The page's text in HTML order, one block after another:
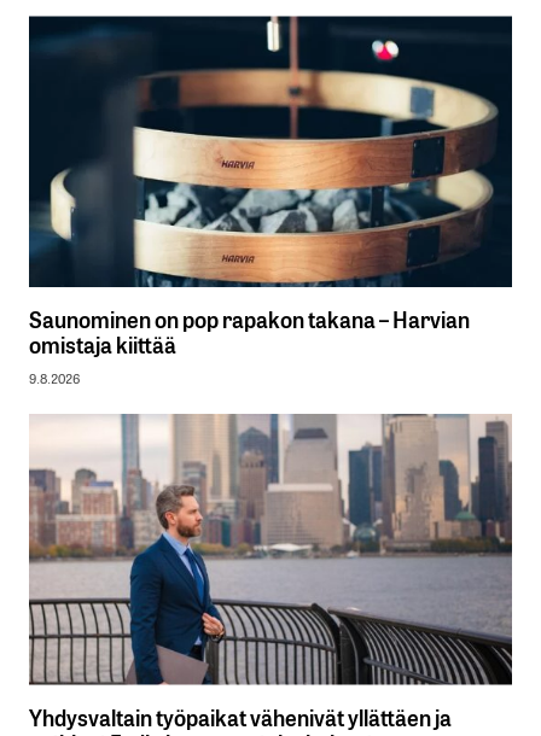
Saunominen on pop rapakon takana – Harvian
omistaja kiittää
9.8.2026
Yhdysvaltain työpaikat vähenivät yllättäen ja